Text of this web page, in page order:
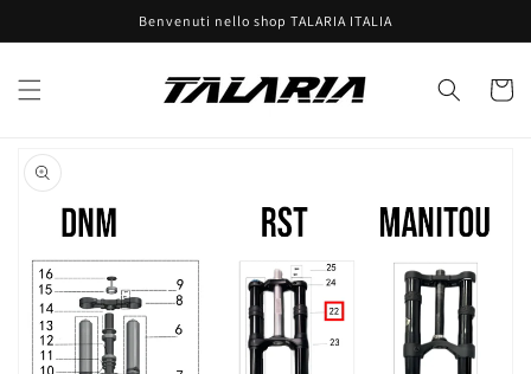
ai contenuti
Benvenuti nello shop TALARIA ITALIA
Carrello
informazioni
sul prodotto